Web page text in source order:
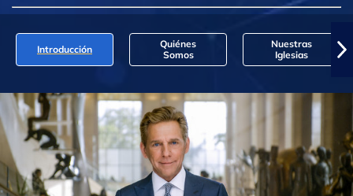
Introducción
Quiénes
Somos
Nuestras
Iglesias